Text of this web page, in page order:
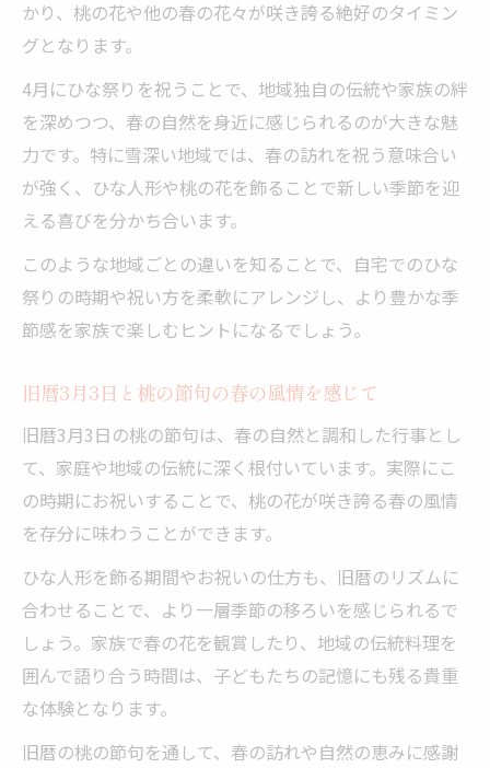
かり、桃の花や他の春の花々が咲き誇る絶好のタイミン
グとなります。
4月にひな祭りを祝うことで、地域独自の伝統や家族の絆
を深めつつ、春の自然を身近に感じられるのが大きな魅
力です。特に雪深い地域では、春の訪れを祝う意味合い
が強く、ひな人形や桃の花を飾ることで新しい季節を迎
える喜びを分かち合います。
このような地域ごとの違いを知ることで、自宅でのひな
祭りの時期や祝い方を柔軟にアレンジし、より豊かな季
節感を家族で楽しむヒントになるでしょう。
旧暦3月3日と桃の節句の春の風情を感じて
旧暦3月3日の桃の節句は、春の自然と調和した行事とし
て、家庭や地域の伝統に深く根付いています。実際にこ
の時期にお祝いすることで、桃の花が咲き誇る春の風情
を存分に味わうことができます。
ひな人形を飾る期間やお祝いの仕方も、旧暦のリズムに
合わせることで、より一層季節の移ろいを感じられるで
しょう。家族で春の花を観賞したり、地域の伝統料理を
囲んで語り合う時間は、子どもたちの記憶にも残る貴重
な体験となります。
旧暦の桃の節句を通して、春の訪れや自然の恵みに感謝